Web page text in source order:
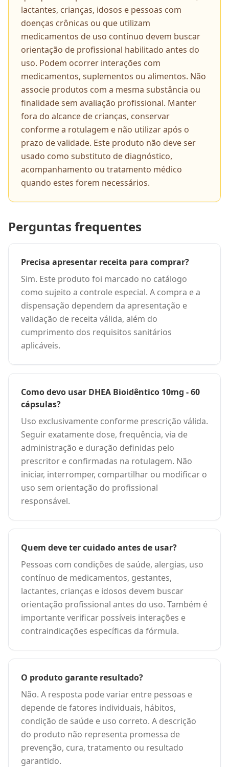
lactantes, crianças, idosos e pessoas com
doenças crônicas ou que utilizam
medicamentos de uso contínuo devem buscar
orientação de profissional habilitado antes do
uso. Podem ocorrer interações com
medicamentos, suplementos ou alimentos. Não
associe produtos com a mesma substância ou
finalidade sem avaliação profissional. Manter
fora do alcance de crianças, conservar
conforme a rotulagem e não utilizar após o
prazo de validade. Este produto não deve ser
usado como substituto de diagnóstico,
acompanhamento ou tratamento médico
quando estes forem necessários.
Perguntas frequentes
Precisa apresentar receita para comprar?
Sim. Este produto foi marcado no catálogo
como sujeito a controle especial. A compra e a
dispensação dependem da apresentação e
validação de receita válida, além do
cumprimento dos requisitos sanitários
aplicáveis.
Como devo usar DHEA Bioidêntico 10mg - 60
cápsulas?
Uso exclusivamente conforme prescrição válida.
Seguir exatamente dose, frequência, via de
administração e duração definidas pelo
prescritor e confirmadas na rotulagem. Não
iniciar, interromper, compartilhar ou modificar o
uso sem orientação do profissional
responsável.
Quem deve ter cuidado antes de usar?
Pessoas com condições de saúde, alergias, uso
contínuo de medicamentos, gestantes,
lactantes, crianças e idosos devem buscar
orientação profissional antes do uso. Também é
importante verificar possíveis interações e
contraindicações específicas da fórmula.
O produto garante resultado?
Não. A resposta pode variar entre pessoas e
depende de fatores individuais, hábitos,
condição de saúde e uso correto. A descrição
do produto não representa promessa de
prevenção, cura, tratamento ou resultado
garantido.